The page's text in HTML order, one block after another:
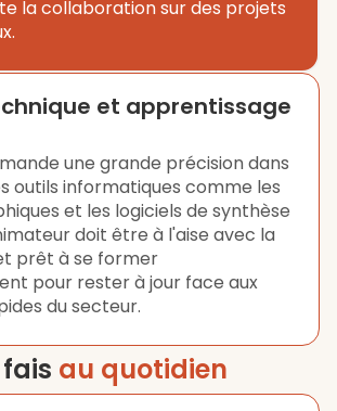
la collaboration sur des projets
et apprentissage
une grande précision dans
outils informatiques comme les
et les logiciels de synthèse
doit être à l'aise avec la
prêt à se former
pour rester à jour face aux
du secteur.
au quotidien